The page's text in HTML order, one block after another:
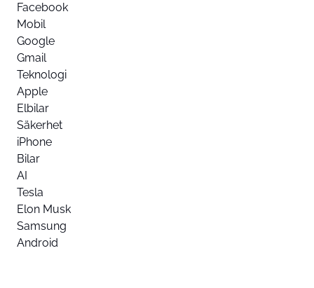
Facebook
Mobil
Google
Gmail
Teknologi
Apple
Elbilar
Säkerhet
iPhone
Bilar
AI
Tesla
Elon Musk
Samsung
Android